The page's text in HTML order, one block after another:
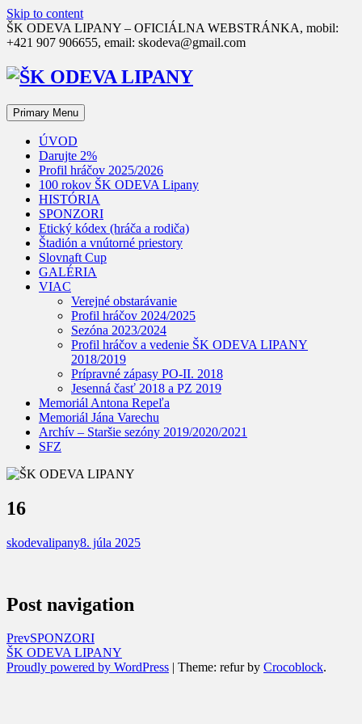
Skip to content
ŠK ODEVA LIPANY – OFICIÁLNA WEBSTRÁNKA, mobil:
+421 907 906655, email: skodeva@gmail.com
Primary Menu
ÚVOD
Darujte 2%
Profil hráčov 2025/2026
100 rokov ŠK ODEVA Lipany
HISTÓRIA
SPONZORI
Etický kódex (hráča a rodiča)
Štadión a vnútorné priestory
Slovnaft Cup
GALÉRIA
VIAC
Verejné obstarávanie
Profil hráčov 2024/2025
Sezóna 2023/2024
Profil hráčov a vedenie ŠK ODEVA LIPANY
2018/2019
Prípravné zápasy PO-II. 2018
Jesenná časť 2018 a PZ 2019
Memoriál Antona Repeľa
Memoriál Jána Varechu
Archív – Staršie sezóny 2019/2020/2021
SFZ
16
skodevalipany8. júla 2025
Post navigation
PrevSPONZORI
ŠK ODEVA LIPANY
Proudly powered by WordPress | Theme: refur by Crocoblock.